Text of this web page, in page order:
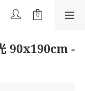
90x190cm -